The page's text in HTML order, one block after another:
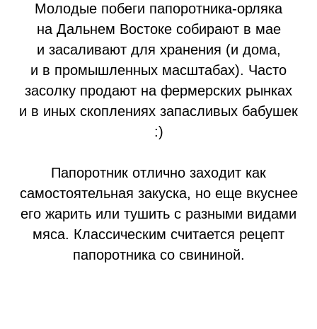
Молодые побеги папоротника-орляка
на Дальнем Востоке собирают в мае
и засаливают для хранения (и дома,
и в промышленных масштабах). Часто
засолку продают на фермерских рынках
и в иных скоплениях запасливых бабушек
:)
Папоротник отлично заходит как
самостоятельная закуска, но еще вкуснее
его жарить или тушить с разными видами
мяса. Классическим считается рецепт
папоротника со свининой.